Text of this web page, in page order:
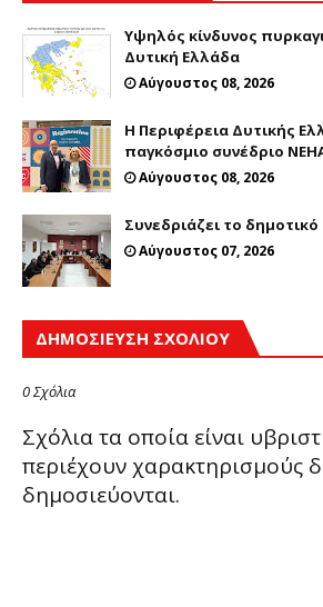
Υψηλός κίνδυνος
Δυτική Ελλάδα
Αύγουστος 08, 2026
Η Περιφέρεια Δυτικής
παγκόσμιο συνέδριο
Αύγουστος 08, 2026
Συνεδριάζει το
Αύγουστος 07, 2026
ΔΗΜΟΣΊΕΥΣΗ ΣΧΟΛΊΟΥ
0 Σχόλια
Σχόλια τα οποία είναι
περιέχουν χαρακτηρισμούς
δημοσιεύονται.